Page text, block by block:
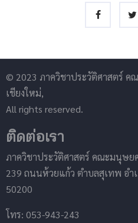
© 2023 ภาควิชาประวัติศาสตร์
เชียงใหม่,
All rights reserved.
ติดต่อเรา
ภาควิชาประวัติศาสตร์ คณะมนุษย
239 ถนนห้วยแก้ว ตำบลสุเทพ อำ
50200
โทร: 053-943-243